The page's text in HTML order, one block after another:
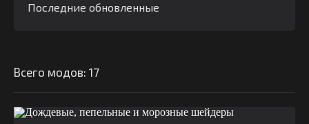
Последние обновленные
Всего модов: 17